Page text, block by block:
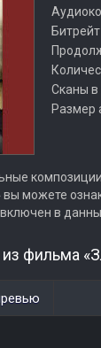
Сканы в
Размер
вы можете
в
фильма